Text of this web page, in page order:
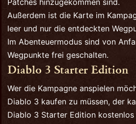
Außerdem ist die Karte im
leer und nur die entdeckten
Im Abenteuermodus sind von
Wegpunkte frei geschalten.
Diablo 3 Starter Edition
Wer die Kampagne anspielen
Diablo 3 kaufen zu müssen, der
Diablo 3 Starter Edition kostenlos